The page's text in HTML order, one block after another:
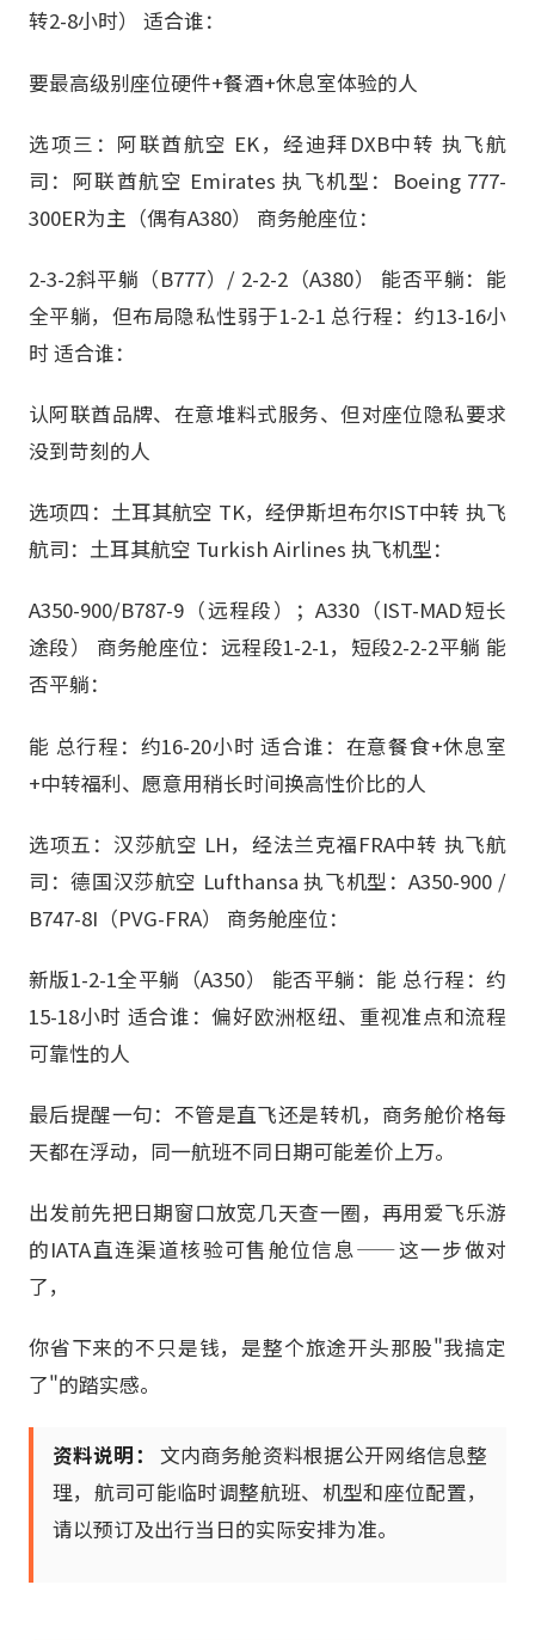
转2-8小时） 适合谁：
要最高级别座位硬件+餐酒+休息室体验的人
选项三：阿联酋航空 EK，经迪拜DXB中转 执飞航
司：阿联酋航空 Emirates 执飞机型：Boeing 777-
300ER为主（偶有A380） 商务舱座位：
2-3-2斜平躺（B777）/ 2-2-2（A380） 能否平躺：能
全平躺，但布局隐私性弱于1-2-1 总行程：约13-16小
时 适合谁：
认阿联酋品牌、在意堆料式服务、但对座位隐私要求
没到苛刻的人
选项四：土耳其航空 TK，经伊斯坦布尔IST中转 执飞
航司：土耳其航空 Turkish Airlines 执飞机型：
A350-900/B787-9（远程段）；A330（IST-MAD短长
途段） 商务舱座位：远程段1-2-1，短段2-2-2平躺 能
否平躺：
能 总行程：约16-20小时 适合谁：在意餐食+休息室
+中转福利、愿意用稍长时间换高性价比的人
选项五：汉莎航空 LH，经法兰克福FRA中转 执飞航
司：德国汉莎航空 Lufthansa 执飞机型：A350-900 /
B747-8I（PVG-FRA） 商务舱座位：
新版1-2-1全平躺（A350） 能否平躺：能 总行程：约
15-18小时 适合谁：偏好欧洲枢纽、重视准点和流程
可靠性的人
最后提醒一句：不管是直飞还是转机，商务舱价格每
天都在浮动，同一航班不同日期可能差价上万。
出发前先把日期窗口放宽几天查一圈，再用爱飞乐游
的IATA直连渠道核验可售舱位信息——这一步做对
了，
你省下来的不只是钱，是整个旅途开头那股"我搞定
了"的踏实感。
资料说明：
文内商务舱资料根据公开网络信息整
理，航司可能临时调整航班、机型和座位配置，
请以预订及出行当日的实际安排为准。